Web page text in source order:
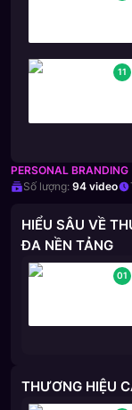
11
PERSONAL BRANDING
Số lượng: 94 video
HIỂU SÂU VỀ
ĐA NỀN TẢNG
01
THƯƠNG HIỆU